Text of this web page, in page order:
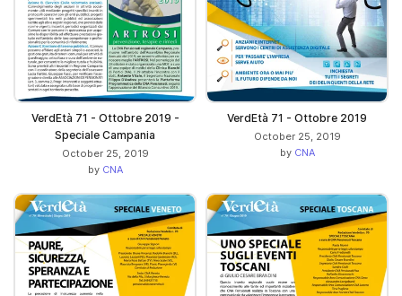
VerdEtà 71 - Ottobre 2019 -
Speciale Campania
October 25, 2019
by CNA
VerdEtà 71 - Ottobre 2019
October 25, 2019
by CNA